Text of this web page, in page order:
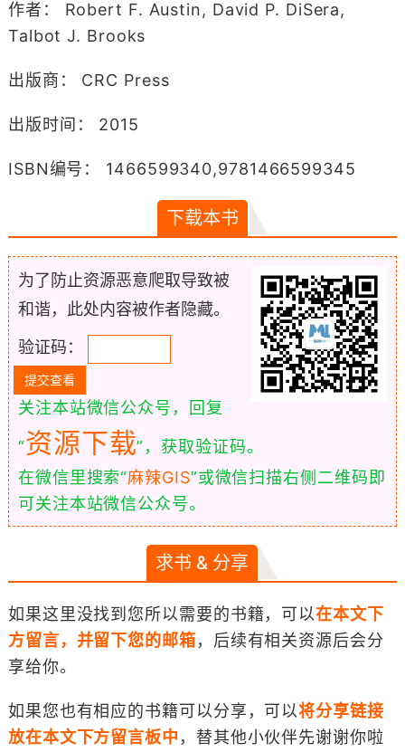
作者： Robert F. Austin, David P. DiSera,
Talbot J. Brooks
出版商： CRC Press
出版时间： 2015
ISBN编号： 1466599340,9781466599345
下载本书
为了防止资源恶意爬取导致被
和谐，此处内容被作者隐藏。
验证码：
关注本站微信公众号，回复
“资源下载”，获取验证码。
在微信里搜索“麻辣GIS”或微信扫描右侧二维码即
可关注本站微信公众号。
求书 & 分享
如果这里没找到您所以需要的书籍，可以在本文下
方留言，并留下您的邮箱，后续有相关资源后会分
享给你。
如果您也有相应的书籍可以分享，可以将分享链接
放在本文下方留言板中 ，替其他小伙伴先谢谢你啦